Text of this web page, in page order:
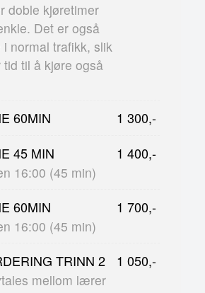
doble kjøretimer
Det er også
normal trafikk, slik
tid til å kjøre også
60MIN
1 300,-
45 MIN
1 400,-
16:00 (45 min)
60MIN 1 700,-
16:00 (45 min)
TRINN 2 1 050,-
mellom lærer